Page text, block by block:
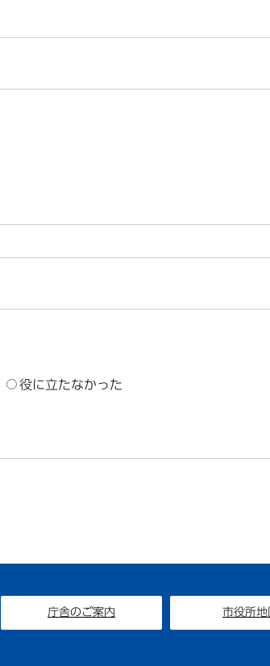
役に立たなかった
庁舎のご案内 市役所地